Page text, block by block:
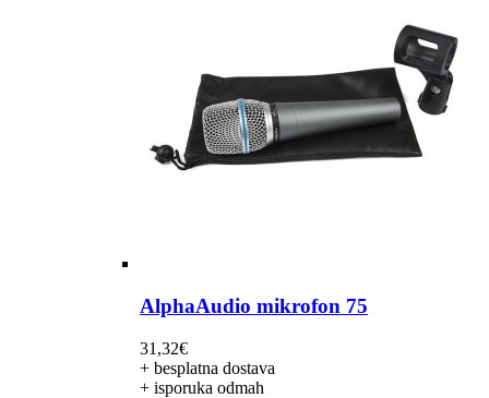
AlphaAudio mikrofon 75
31,32€
+ besplatna dostava
+ isporuka odmah